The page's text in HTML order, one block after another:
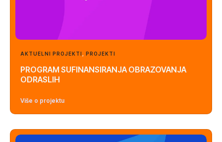
AKTUELNI PROJEKTI PROJEKTI
PROGRAM SUFINANSIRANJA OBRAZOVANJA
ODRASLIH
Više o projektu